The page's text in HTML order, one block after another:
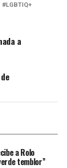
LGBTIQ+
a
a Rolo
temblor”